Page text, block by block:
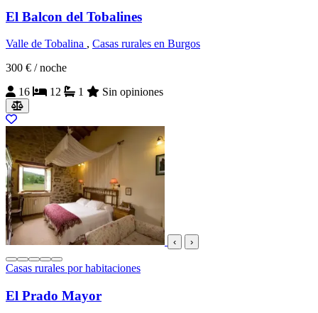
El Balcon del Tobalines
Valle de Tobalina , Casas rurales en Burgos
300 € / noche
16
12 1 Sin opiniones
‹ ›
Casas rurales por habitaciones
El Prado Mayor